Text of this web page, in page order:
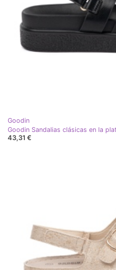
Goodin
Goodin Sandalias clásicas en la
43,31 €